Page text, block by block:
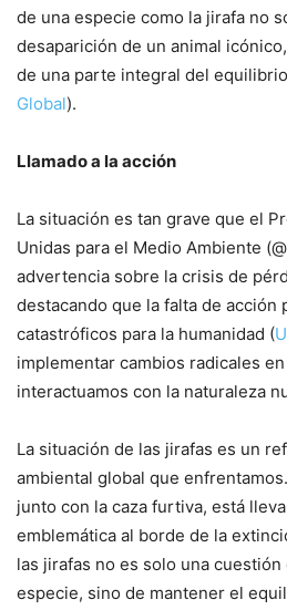
de una especie como la jirafa no
desaparición de un animal
de una parte integral del
Global).
Llamado a la acción
La situación es tan grave que el
Unidas para el Medio Ambiente
advertencia sobre la crisis de
destacando que la falta de acción
catastróficos para la humanidad (
implementar cambios radicales
interactuamos con la naturaleza
La situación de las jirafas es un
ambiental global que
junto con la caza furtiva, está
emblemática al borde de la
las jirafas no es solo una
especie, sino de mantener el